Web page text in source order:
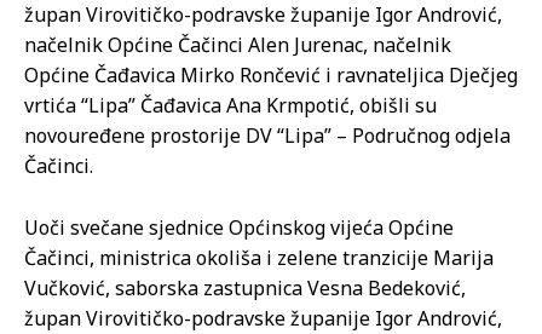
župan Virovitičko-podravske županije Igor Andrović,
načelnik Općine Čačinci Alen Jurenac, načelnik
Općine Čađavica Mirko Rončević i ravnateljica Dječjeg
vrtića “Lipa” Čađavica Ana Krmpotić, obišli su
novouređene prostorije DV “Lipa” – Područnog odjela
Čačinci.
Uoči svečane sjednice Općinskog vijeća Općine
Čačinci, ministrica okoliša i zelene tranzicije Marija
Vučković, saborska zastupnica Vesna Bedeković,
župan Virovitičko-podravske županije Igor Andrović,